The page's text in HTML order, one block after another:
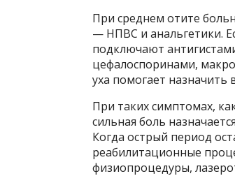
При среднем отите
— НПВС и анальгетики.
подключают
цефалоспоринами,
уха помогает назначить
При таких симптомах,
сильная боль
Когда острый период
реабилитационные
физиопроцедуры,